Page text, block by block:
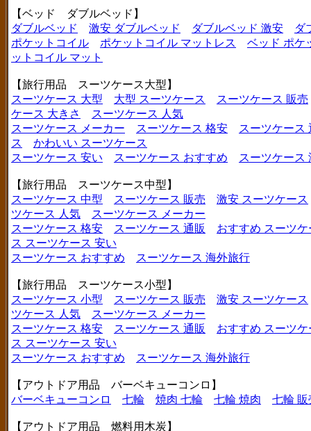
【ベッド ダブルベッド】
ダブルベッド
激安 ダブルベッド ダブルベッド 激安
ダ
ポケットコイル
ポケットコイル マットレス
ベッド ポケ
ットコイル マット
【旅行用品 スーツケース大型】
スーツケース 大型
大型 スーツケース
スーツケース 販売
ケース 大きさ
スーツケース 人気
スーツケース メーカー
スーツケース 格安
スーツケース
ス
かわいい スーツケース
スーツケース 安い
スーツケース おすすめ スーツケース
【旅行用品 スーツケース中型】
スーツケース 中型
スーツケース 販売
激安 スーツケース
ツケース 人気
スーツケース メーカー
スーツケース 格安
スーツケース 通販
おすすめ スーツケ
ス スーツケース 安い
スーツケース おすすめ
スーツケース 海外旅行
【旅行用品 スーツケース小型】
スーツケース 小型
スーツケース 販売
激安 スーツケース
ツケース 人気
スーツケース メーカー
スーツケース 格安
スーツケース 通販
おすすめ スーツケ
ス スーツケース 安い
スーツケース おすすめ
スーツケース 海外旅行
【アウトドア用品 バーベキューコンロ】
バーベキューコンロ
七輪 焼肉 七輪 七輪 焼肉 七輪 販
【アウトドア用品 燃料用木炭】